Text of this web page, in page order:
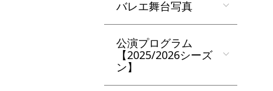
バレエ舞台写真
公演プログラム
【2025/2026シーズ
ン】